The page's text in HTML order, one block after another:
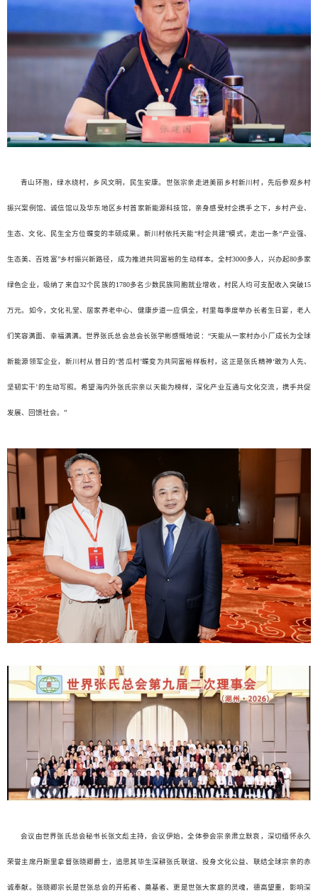
青山环抱，绿水绕村，乡风文明，民生安康。世张宗亲走进美丽乡村新川村，先后参观乡村
振兴案例馆、诚信馆以及华东地区乡村首家新能源科技馆，亲身感受村企携手之下，乡村产业、
生态、文化、民生全方位蝶变的丰硕成果。新川村依托天能“村企共建”模式，走出一条“产业强、
生态美、百姓富”乡村振兴新路径，成为推进共同富裕的生动样本。全村3000多人，兴办起80多家
绿色企业，吸纳了来自32个民族的1780多名少数民族同胞就业增收，村民人均可支配收入突破15
万元。如今，文化礼堂、居家养老中心、健康步道一应俱全，村里每季度举办长者生日宴，老人
们笑容满面、幸福满满。世界张氏总会总会长张学彬感慨地说：“天能从一家村办小厂成长为全球
新能源领军企业，新川村从昔日的‘苦瓜村’蝶变为共同富裕样板村，这正是张氏精神‘敢为人先、
坚韧实干’的生动写照。希望海内外张氏宗亲以天能为榜样，深化产业互通与文化交流，携手共促
发展、回馈社会。”
会议由世界张氏总会秘书长张文彪主持，会议伊始，全体参会宗亲肃立默哀，深切缅怀永久
荣誉主席丹斯里拿督张晓卿爵士，追思其毕生深耕张氏联谊、投身文化公益、联结全球宗亲的赤
诚奉献。张晓卿宗长是世张总会的开拓者、奠基者、更是世张大家庭的灵魂，德高望重，影响深